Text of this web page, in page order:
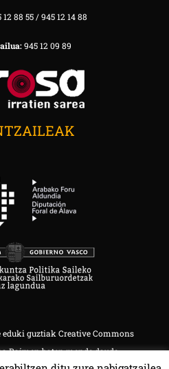
88 55 / 945 12 14 88
945 12 09 89
eduki guztiak Creative Commons
Baimen baten mende daude.